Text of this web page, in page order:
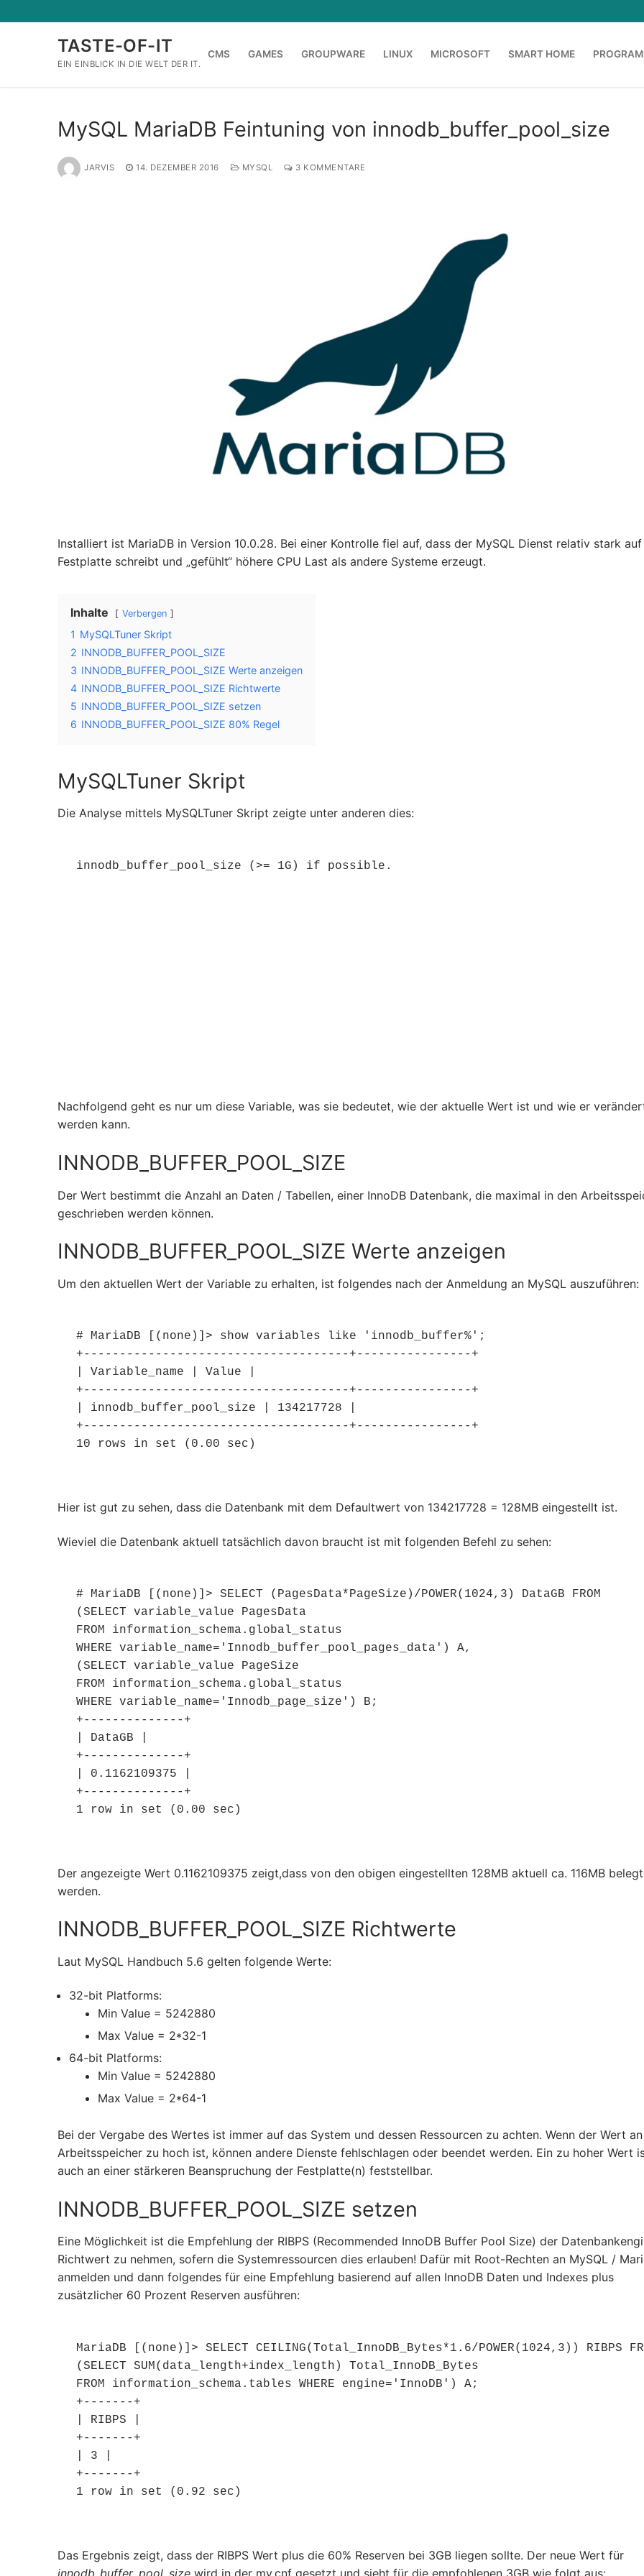
Inhalt
TASTE-OF-IT
EIN EINBLICK IN DIE WELT DER IT.
CMS GAMES GROUPWARE LINUX MICROSOFT SMART HOME
MySQL MariaDB Feintuning von innodb_buffer_pool_size
JARVIS 14. DEZEMBER 2016 MYSQL 3 KOMMENTARE
Installiert ist MariaDB in Version 10.0.28. Bei einer Kontrolle fiel auf, dass der MySQL Dienst relativ stark
Festplatte schreibt und „gefühlt“ höhere CPU Last als andere Systeme erzeugt.
Inhalte Verbergen
1 MySQLTuner Skript
2 INNODB_BUFFER_POOL_SIZE
3 INNODB_BUFFER_POOL_SIZE Werte anzeigen
4 INNODB_BUFFER_POOL_SIZE Richtwerte
5 INNODB_BUFFER_POOL_SIZE setzen
6 INNODB_BUFFER_POOL_SIZE 80% Regel
MySQLTuner Skript
Die Analyse mittels MySQLTuner Skript zeigte unter anderen dies:
innodb_buffer_pool_size (>= 1G) if possible.
Nachfolgend geht es nur um diese Variable, was sie bedeutet, wie der aktuelle Wert ist und wie er
werden kann.
INNODB_BUFFER_POOL_SIZE
Der Wert bestimmt die Anzahl an Daten / Tabellen, einer InnoDB Datenbank, die maximal in den
geschrieben werden können.
INNODB_BUFFER_POOL_SIZE Werte anzeigen
Um den aktuellen Wert der Variable zu erhalten, ist folgendes nach der Anmeldung an MySQL auszuführen:
# MariaDB [(none)]> show variables like 'innodb_buffer%';
+-------------------------------------+----------------+
| Variable_name | Value |
+-------------------------------------+----------------+
| innodb_buffer_pool_size | 134217728 |
+-------------------------------------+----------------+
10 rows in set (0.00 sec)
Hier ist gut zu sehen, dass die Datenbank mit dem Defaultwert von 134217728 = 128MB eingestellt ist.
Wieviel die Datenbank aktuell tatsächlich davon braucht ist mit folgenden Befehl zu sehen:
# MariaDB [(none)]> SELECT (PagesData*PageSize)/POWER(1024,3) DataGB FROM
(SELECT variable_value PagesData
FROM information_schema.global_status
WHERE variable_name='Innodb_buffer_pool_pages_data') A,
(SELECT variable_value PageSize
FROM information_schema.global_status
WHERE variable_name='Innodb_page_size') B;
+--------------+
| DataGB |
+--------------+
| 0.1162109375 |
+--------------+
1 row in set (0.00 sec)
Der angezeigte Wert 0.1162109375 zeigt,dass von den obigen eingestellten 128MB aktuell ca. 116MB belegt
werden.
INNODB_BUFFER_POOL_SIZE Richtwerte
Laut MySQL Handbuch 5.6 gelten folgende Werte:
32-bit Platforms:
Min Value = 5242880
Max Value = 2*32-1
64-bit Platforms:
Min Value = 5242880
Max Value = 2*64-1
Bei der Vergabe des Wertes ist immer auf das System und dessen Ressourcen zu achten. Wenn der Wert an
Arbeitsspeicher zu hoch ist, können andere Dienste fehlschlagen oder beendet werden. Ein zu hoher Wert
auch an einer stärkeren Beanspruchung der Festplatte(n) feststellbar.
INNODB_BUFFER_POOL_SIZE setzen
Eine Möglichkeit ist die Empfehlung der RIBPS (Recommended InnoDB Buffer Pool Size) der
Richtwert zu nehmen, sofern die Systemressourcen dies erlauben! Dafür mit Root-Rechten an MySQL /
anmelden und dann folgendes für eine Empfehlung basierend auf allen InnoDB Daten und Indexes plus
zusätzlicher 60 Prozent Reserven ausführen:
MariaDB [(none)]> SELECT CEILING(Total_InnoDB_Bytes*1.6/POWER(1024,3)) RIBPS
(SELECT SUM(data_length+index_length) Total_InnoDB_Bytes
FROM information_schema.tables WHERE engine='InnoDB') A;
+-------+
| RIBPS |
+-------+
| 3 |
+-------+
1 row in set (0.92 sec)
Das Ergebnis zeigt, dass der RIBPS Wert plus die 60% Reserven bei 3GB liegen sollte. Der neue Wert für
innodb_buffer_pool_size wird in der my.cnf gesetzt und sieht für die empfohlenen 3GB wie folgt aus: